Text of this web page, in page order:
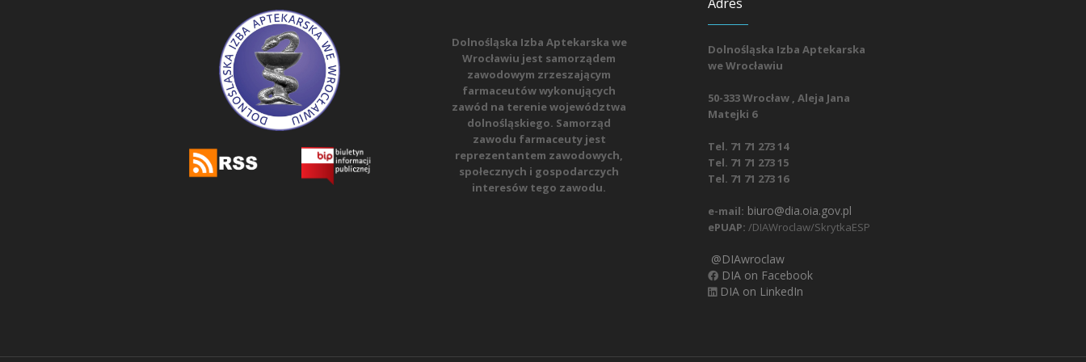
Dolnośląska Izba Aptekarska we
Wrocławiu jest samorządem
zawodowym zrzeszającym
farmaceutów wykonujących
zawód na terenie województwa
dolnośląskiego. Samorząd
zawodu farmaceuty jest
reprezentantem zawodowych,
społecznych i gospodarczych
interesów tego zawodu.
Dolnośląska Izba Aptekarska
we Wrocławiu
50-333 Wrocław , Aleja Jana
Matejki 6
Tel. 71 71 273 14
Tel. 71 71 273 15
Tel. 71 71 273 16
e-mail: biuro@dia.oia.gov.pl
ePUAP: /DIAWroclaw/SkrytkaESP
@DIAwroclaw
DIA on Facebook
DIA on LinkedIn